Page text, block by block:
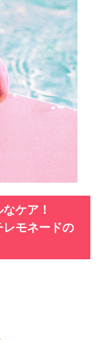
ケア！
モネードの